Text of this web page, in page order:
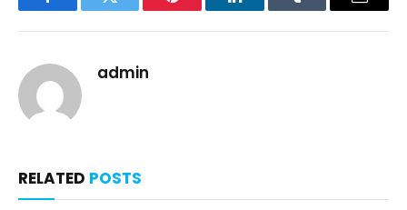
FacebookTwitter Pinterest LinkedInTumblr Email
admin
RELATED POSTS